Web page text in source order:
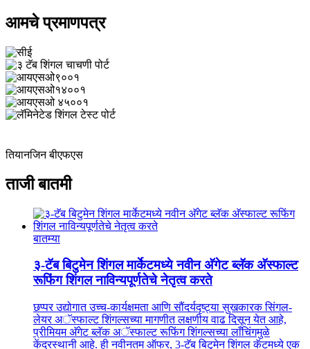
आमचे प्रमाणपत्र
तियानजिन बीएफएस
ताजी बातमी
बातम्या
३-टॅब बिटुमेन शिंगल मार्केटमध्ये नवीन अ‍ॅगेट ब्लॅक अ‍ॅस्फाल्ट
रूफिंग शिंगल नाविन्यपूर्णतेचे नेतृत्व करते
छप्पर उद्योगात उच्च-कार्यक्षमता आणि सौंदर्यदृष्ट्या सुखकारक सिंगल-
लेयर अॅस्फाल्ट शिंगल्सच्या मागणीत लक्षणीय वाढ दिसून येत आहे,
प्रीमियम अ‍ॅगेट ब्लॅक अॅस्फाल्ट रूफिंग शिंगल्सच्या लाँचिंगमुळे
केंद्रस्थानी आहे. ही नवीनतम ऑफर, 3-टॅब बिटुमेन शिंगल कॅटमध्ये एक